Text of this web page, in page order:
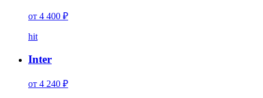
от 4 400 ₽
hit
Inter
от 4 240 ₽